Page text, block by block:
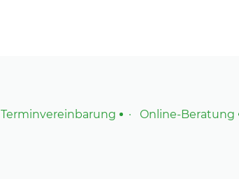
Terminvereinbarung Online-Beratung